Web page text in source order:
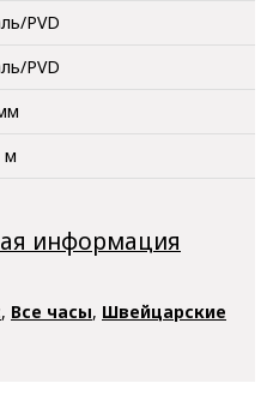
PVD
PVD
м
информация
, Все часы, Швейцарские